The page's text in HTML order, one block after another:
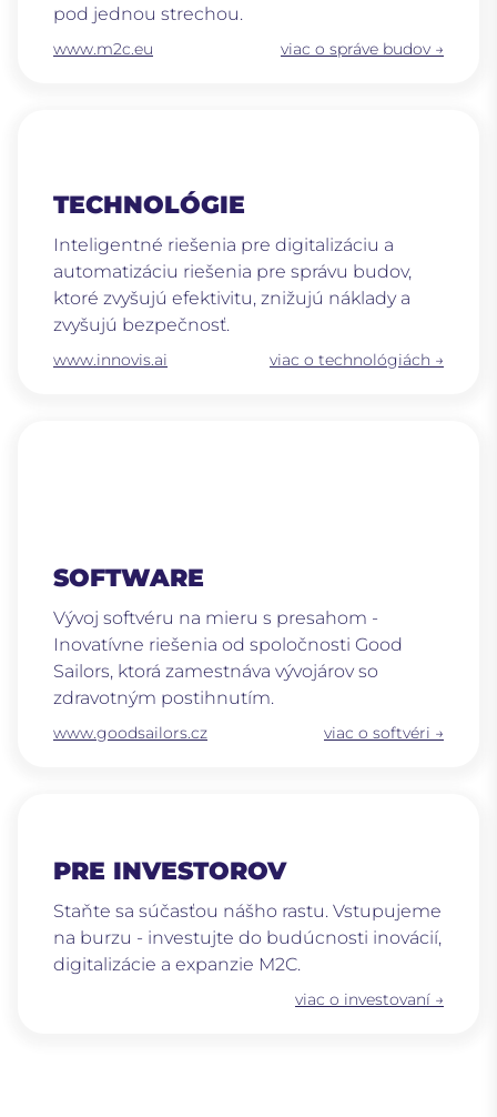
pod jednou strechou.
www.m2c.eu viac o správe budov →
TECHNOLÓGIE
Inteligentné riešenia pre digitalizáciu a
automatizáciu riešenia pre správu budov,
ktoré zvyšujú efektivitu, znižujú náklady a
zvyšujú bezpečnosť.
www.innovis.ai viac o technológiách →
SOFTWARE
Vývoj softvéru na mieru s presahom -
Inovatívne riešenia od spoločnosti Good
Sailors, ktorá zamestnáva vývojárov so
zdravotným postihnutím.
www.goodsailors.cz viac o softvéri →
PRE INVESTOROV
Staňte sa súčasťou nášho rastu. Vstupujeme
na burzu - investujte do budúcnosti inovácií,
digitalizácie a expanzie M2C.
viac o investovaní →